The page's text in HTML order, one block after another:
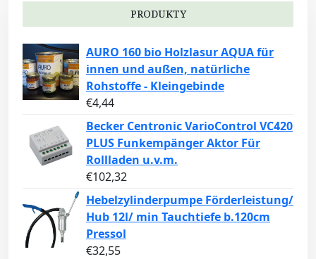
PRODUKTY
AURO 160 bio Holzlasur AQUA für
innen und außen, natürliche
Rohstoffe - Kleingebinde
€4,44
Becker Centronic VarioControl VC420
PLUS Funkempänger Aktor Für
Rollladen u.v.m.
€102,32
Hebelzylinderpumpe Förderleistung/
Hub 12l/ min Tauchtiefe b.120cm
Pressol
€32,55